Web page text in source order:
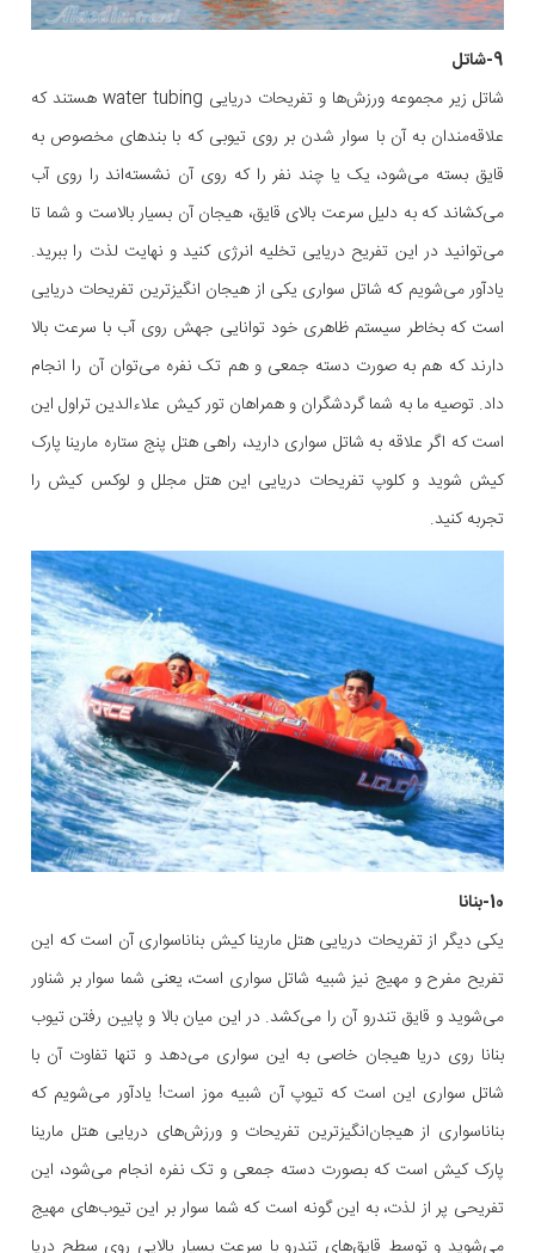
9-شاتل
شاتل زیر مجموعه‌ ورزش‌ها و تفریحات دریایی water tubing هستند که
علاقه‌مندان به آن با سوار شدن بر روی تیوبی که با بندهای مخصوص به
قایق بسته می‌شود، یک یا چند نفر را که روی آن نشسته‌اند را روی آب
می‌کشاند که به دلیل سرعت بالای قایق، هیجان آن بسیار بالاست و شما تا
می‌توانید در این تفریح دریایی تخلیه انرژی کنید و نهایت لذت را ببرید.
یادآور می‌شویم که شاتل سواری یکی از هیجان انگیزترین تفریحات دریایی
است که بخاطر سیستم ظاهری خود توانایی جهش روی آب با سرعت بالا
دارند که هم به صورت دسته جمعی و هم تک نفره می‌توان آن را انجام
داد. توصیه ما به شما گردشگران و همراهان تور کیش علاءالدین تراول این
است که اگر علاقه به شاتل سواری دارید، راهی هتل پنج ستاره مارینا پارک
کیش شوید و کلوپ تفریحات دریایی این هتل مجلل و لوکس کیش را
تجربه کنید.
10-بنانا
یکی دیگر از تفریحات دریایی هتل مارینا کیش بناناسواری آن است که این
تفریح مفرح و مهیج نیز شبیه شاتل سواری است، یعنی شما سوار بر شناور
می‌شوید و قایق تندرو آن را می‌کشد. در این میان بالا و پایین رفتن تیوب
بنانا روی دریا هیجان خاصی به این سواری می‌دهد و تنها تفاوت آن با
شاتل سواری این است که تیوپ آن شبیه موز است! یادآور می‌شویم که
بناناسواری از هیجان‌انگیزترین تفریحات و ورزش‌های دریایی هتل مارینا
پارک کیش است که بصورت دسته جمعی و تک نفره انجام می‌شود، این
تفریحی پر از لذت، به این گونه است که شما سوار بر این تیوب‌های مهیج
می‌شوید و توسط قایق‌های تندرو با سرعت بسیار بالایی روی سطح دریا